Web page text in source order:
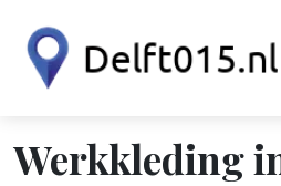
Werkkleding